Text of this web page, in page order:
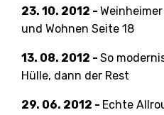
23. 10. 2012 -
und Wohnen Seite 18
13. 08. 2012 - So
Hülle, dann der Rest
29. 06. 2012 - Echte